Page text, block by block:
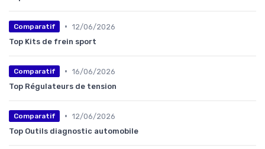
Comparatif • 12/06/2026
Top Kits de frein sport
Comparatif • 16/06/2026
Top Régulateurs de tension
Comparatif • 12/06/2026
Top Outils diagnostic automobile